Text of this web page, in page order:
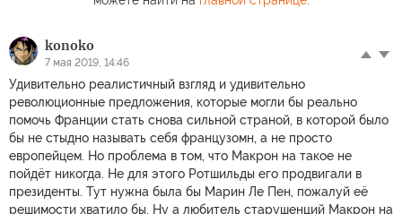
konoko
7 мая 2019, 14:46
Удивительно реалистичный взгляд и удивительно
революционные предложения, которые могли бы реально
помочь Франции стать снова сильной страной, в которой было
бы не стыдно называть себя французомн, а не просто
европейцем. Но проблема в том, что Макрон на такое не
пойдёт никогда. Не для этого Ротшильды его продвигали в
президенты. Тут нужна была бы Марин Ле Пен, пожалуй её
решимости хватило бы. Ну а любитель старушенций Макрон на